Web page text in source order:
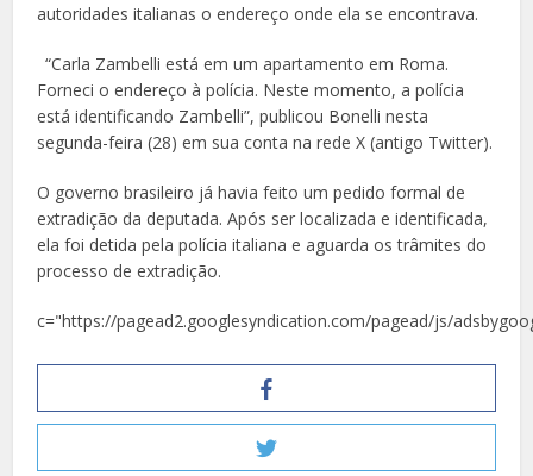
autoridades italianas o endereço onde ela se encontrava.
“Carla Zambelli está em um apartamento em Roma.
Forneci o endereço à polícia. Neste momento, a polícia
está identificando Zambelli”, publicou Bonelli nesta
segunda-feira (28) em sua conta na rede X (antigo Twitter).
O governo brasileiro já havia feito um pedido formal de
extradição da deputada. Após ser localizada e identificada,
ela foi detida pela polícia italiana e aguarda os trâmites do
processo de extradição.
c="https://pagead2.googlesyndication.com/pagead/js/